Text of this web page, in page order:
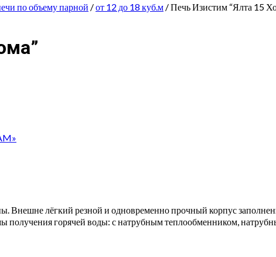
по объему парной /от 12 до 18 куб.м / Печь Изистим “Ялта 15
Внешне лёгкий резной и одновременно прочный корпус
получения горячей воды: с натрубным теплообменником,